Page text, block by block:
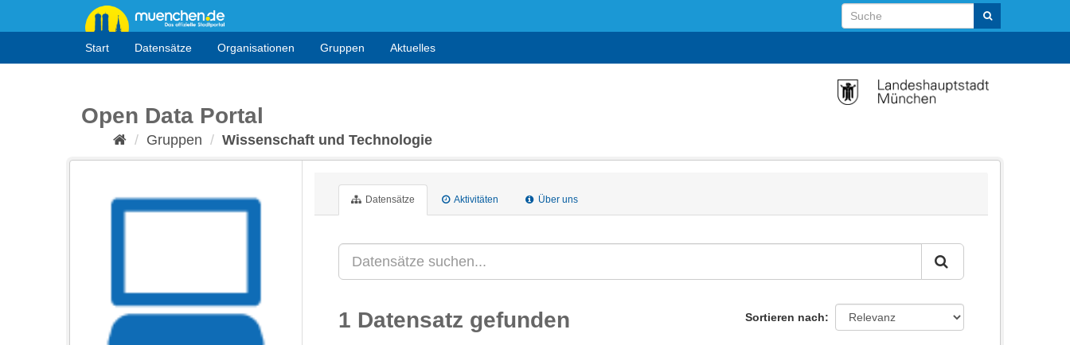
Start Datensätze Organisationen Gruppen Aktuelles
Open Data Portal
Gruppen Wissenschaft und Technologie
Datensätze Aktivitäten Über uns
Sortieren nach
1 Datensatz gefunden